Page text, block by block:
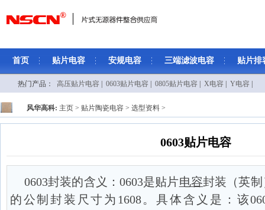
首页 贴片电容 安规电容 三端滤波电容 贴片排
热门产品： 高压贴片电容 0603贴片电容 0805贴片电容 X电容 Y电容
风华高科: 主页 > 贴片陶瓷电容 > 选型资料 >
0603贴片电容
0603封装的含义：0603是贴片电容封装（英
的公制封装尺寸为1608。具体含义是：该